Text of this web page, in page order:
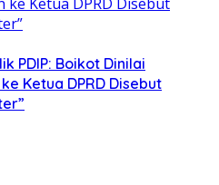
PDIP: Boikot Dinilai
Ketua DPRD Disebut